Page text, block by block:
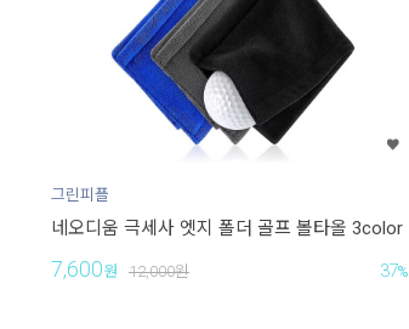
그린피플
네오디움 극세사 엣지 폴더 골프 볼타올 3color
7,600원 12,000원 37%